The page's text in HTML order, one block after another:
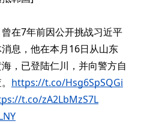
在7年前因公开挑战习近平
息，他在本月16日从山东
，已登陆仁川，并向警方自
https://t.co/Hsg6SpSQGi
t.co/zA2LbMzS7L